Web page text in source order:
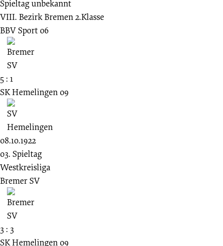
Spieltag unbekannt
VIII. Bezirk Bremen 2.Klasse
BBV Sport 06
5 : 1
SK Hemelingen 09
08.10.1922
03. Spieltag
Westkreisliga
Bremer SV
3 : 3
SK Hemelingen 09